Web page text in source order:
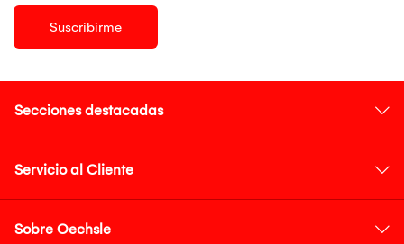
Suscribirme
Secciones destacadas
Servicio al Cliente
Sobre Oechsle